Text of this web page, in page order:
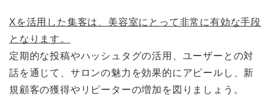
Xを活用した集客は、美容室にとって非常に有効な手段
となります。
定期的な投稿やハッシュタグの活用、ユーザーとの対
話を通じて、サロンの魅力を効果的にアピールし、新
規顧客の獲得やリピーターの増加を図りましょう。